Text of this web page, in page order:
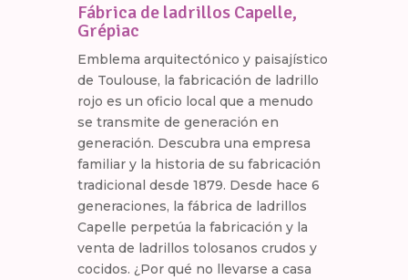
Fábrica de ladrillos Capelle,
Grépiac
Emblema arquitectónico y paisajístico
de Toulouse, la fabricación de ladrillo
rojo es un oficio local que a menudo
se transmite de generación en
generación. Descubra una empresa
familiar y la historia de su fabricación
tradicional desde 1879. Desde hace 6
generaciones, la fábrica de ladrillos
Capelle perpetúa la fabricación y la
venta de ladrillos tolosanos crudos y
cocidos. ¿Por qué no llevarse a casa